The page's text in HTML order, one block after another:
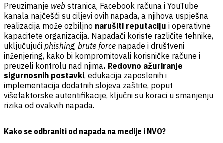
Preuzimanje web stranica, Facebook računa i YouTube
kanala najčešći su ciljevi ovih napada, a njihova uspješna
realizacija može ozbiljno narušiti reputaciju i operativne
kapacitete organizacija. Napadači koriste različite tehnike,
uključujući phishing, brute force napade i društveni
inženjering, kako bi kompromitovali korisničke račune i
preuzeli kontrolu nad njima. Redovno ažuriranje
sigurnosnih postavki, edukacija zaposlenih i
implementacija dodatnih slojeva zaštite, poput
višefaktorske autentifikacije, ključni su koraci u smanjenju
rizika od ovakvih napada.
Kako se odbraniti od napada na medije i NVO?